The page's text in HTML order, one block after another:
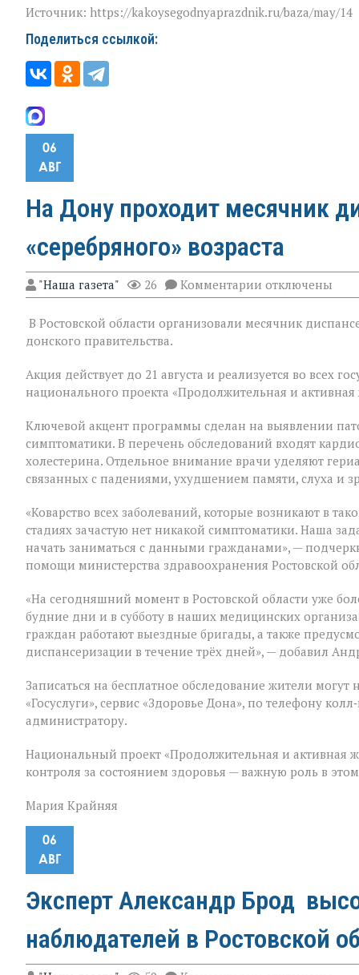
Источник: https://kakoysegodnyaprazdnik.ru/baza/may/14
Поделиться ссылкой:
06
АВГ
На Дону проходит месячник
«серебряного» возраста
"Наша газета" 26 Комментарии к
записи
Дону
для
людей
возраста
отключены
В Ростовской области организовали месячник
донского правительства.
Акция действует до 21 августа и реализуется во всех
национального проекта «Продолжительная и активная
Ключевой акцент программы сделан на выявлении
симптоматики. В перечень обследований входят
холестерина. Отдельное внимание врачи уделяют
связанных с падениями, ухудшением памяти, слуха и
«Коварство всех заболеваний, которые возникают в
стадиях зачастую нет никакой симптоматики. Наша
начать заниматься с данными гражданами», —
помощи министерства здравоохранения Ростовской
«На сегодняшний момент в Ростовской области уже
будние дни и в субботу в наших медицинских
граждан работают выездные бригады, а также
диспансеризации в течение трёх дней», — добавил
Записаться на бесплатное обследование жители
«Госуслуги», сервис «Здоровье Дона», по телефону
администратору.
Национальный проект «Продолжительная и активная
контроля за состоянием здоровья — важную роль в
Мария Крайняя
06
АВГ
Эксперт Александр Брод
наблюдателей в Ростовской